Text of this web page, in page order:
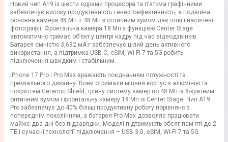
Новий чип A19 із шести ядрами процесора та п’ятьма графічними
забезпечує високу продуктивність і енергоефективність, а подвійна
основна камера 48 Мп + 48 Мп з оптичним зумом дає чіткі і насичені
фотографії. Фронтальна камера 18 Мп з функцією Center Stage
автоматично тримає об’єкт у центрі кадру під час відеодзвінків.
Батарея ємністю 3,692 мА·г забезпечує цілий день активного
використання, а підтримка USB-C, eSIM, Wi-Fi 7 та 5G робить
підключення швидким і стабільним.
iPhone 17 Pro і Pro Max вражають поєднанням потужності та
преміального дизайну. Вони отримали міцний корпус з алюмінію та
покриттям Ceramic Shield, трійну систему камер по 48 Мп із 8-кратним
оптичним зумом і фронтальну камеру 18 Мп із Center Stage. Чип A19
Pro забезпечує до 40% більш продуктивну роботу порівняно з
попереднім поколінням, а батарея Pro Max дозволяє працювати
майже два дні без підзарядки. Моделі підтримують обсяг пам’яті до 2
ТБ і сучасні технології підключення – USB 3.0, eSIM, Wi-Fi 7 та 5G.